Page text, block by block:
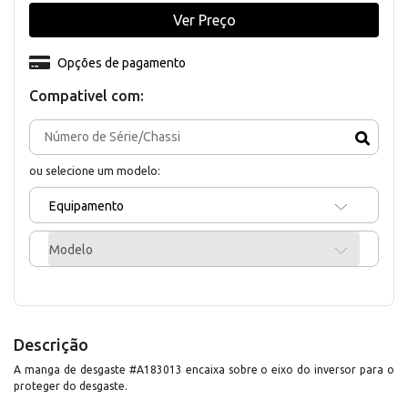
Compativel com:
ou selecione um modelo:
Equipamento
Modelo
Opções de pagamento
Ver Preço
Descrição
A manga de desgaste #A183013 encaixa sobre o eixo do inversor para o
proteger do desgaste.